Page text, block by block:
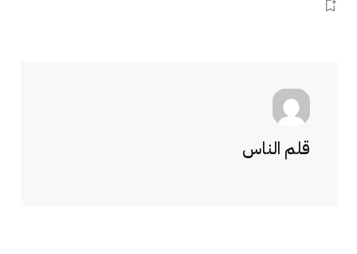
قلم الناس